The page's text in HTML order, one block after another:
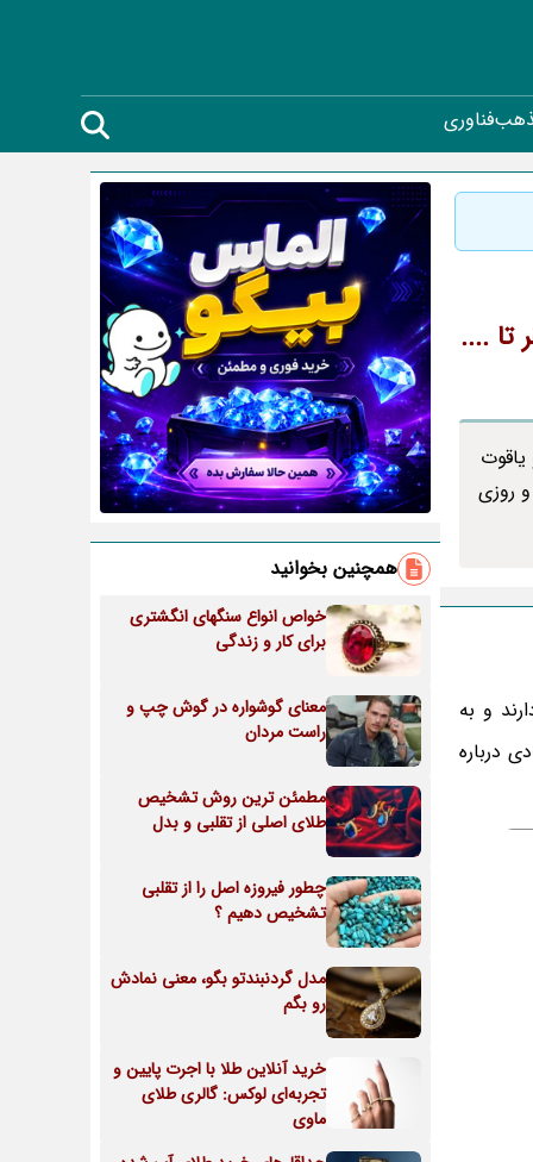
فناوری
تا ....
روزی
و به
درباره
همچنین بخوانید
خواص انواع سنگهای انگشتری
برای کار و زندگی
معنای گوشواره در گوش چپ و
راست مردان
مطمئن ترین روش تشخیص
طلای اصلی از تقلبی و بدل
چطور فیروزه اصل را از تقلبی
تشخیص دهیم ؟
مدل گردنبندتو بگو، معنی نمادش
رو بگم
خرید آنلاین طلا با اجرت پایین و
تجربه‌ای لوکس: گالری طلای
ماوی